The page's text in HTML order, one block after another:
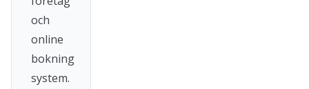
och
online
bokning
system.